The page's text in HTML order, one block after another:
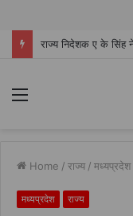
राज्य निदेशक ए के सिंह
Menu
Home / राज्य / मध्यप्रदेश
मध्यप्रदेश राज्य